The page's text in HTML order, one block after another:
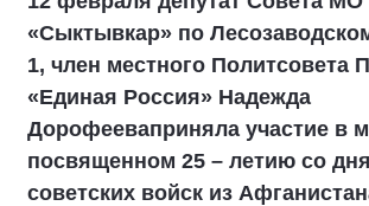
«Сыктывкар» по
1, член местного Политсовета
«Единая Россия» Надежда
Дорофееваприняла участие в
посвященном 25 – летию со
советских войск из